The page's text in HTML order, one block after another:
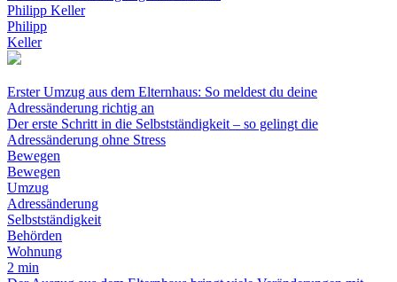
Philipp Keller
Philipp
Keller
Erster Umzug aus dem Elternhaus: So meldest du deine
Adressänderung richtig an
Der erste Schritt in die Selbstständigkeit – so gelingt die
Adressänderung ohne Stress
Bewegen
Bewegen
Umzug
Adressänderung
Selbstständigkeit
Behörden
Wohnung
2 min